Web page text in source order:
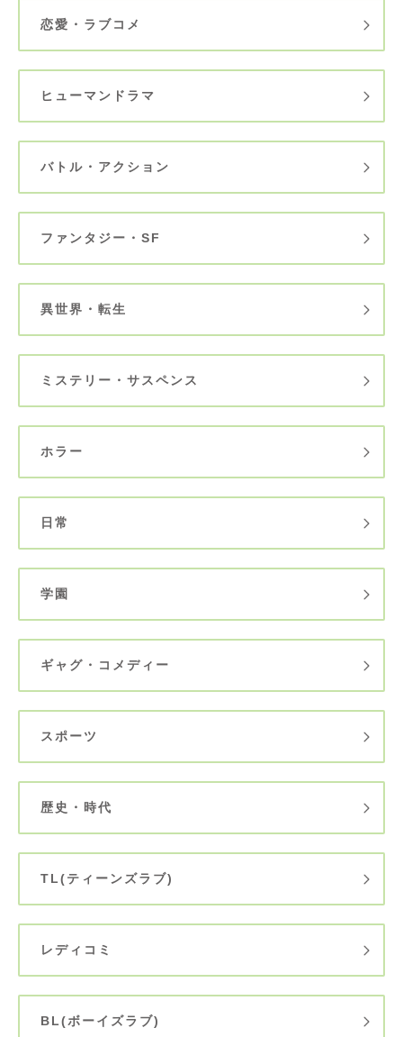
恋愛・ラブコメ
ヒューマンドラマ
バトル・アクション
ファンタジー・SF
異世界・転生
ミステリー・サスペンス
ホラー
日常
学園
ギャグ・コメディー
スポーツ
歴史・時代
TL(ティーンズラブ)
レディコミ
BL(ボーイズラブ)